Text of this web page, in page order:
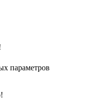
параметров